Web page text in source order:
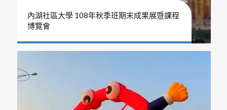
內湖社區大學 108年秋季班期末成果展暨課程
博覽會